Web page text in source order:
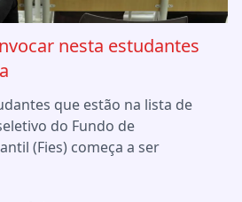
nesta estudantes
que estão na lista de
do Fundo de
(Fies) começa a ser